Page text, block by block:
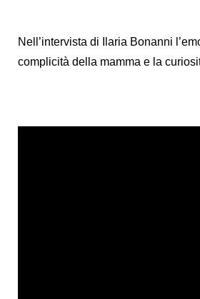
Nell’intervista di Ilaria Bonanni
complicità della mamma e la